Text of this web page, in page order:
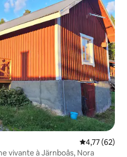
Évaluation
4,77 (62)
vivante à Järnboås, Nora